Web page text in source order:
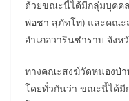
ด้วยขณะนี้ได้มีกลุ่มบุคค
พ่อชา สุภัทโท) และคณ
อำเภอวารินชำราบ จัง
ทางคณะสงฆ์วัดหนองป่
โดยทั่วกันว่า ขณะนี้ได้มี